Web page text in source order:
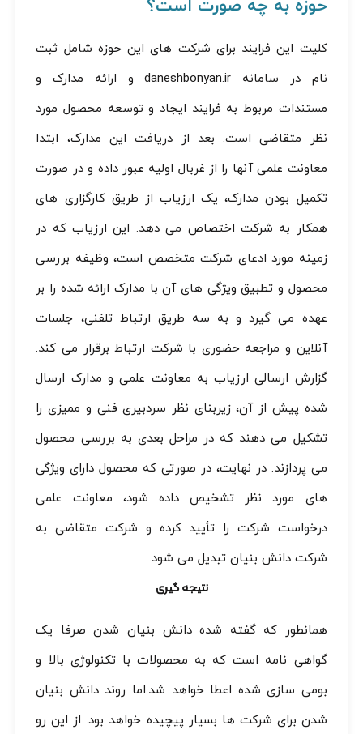
حوزه به چه صورت است؟
کلیت این فرایند برای شرکت های این حوزه شامل ثبت
نام در سامانه daneshbonyan.ir و ارائه مدارک و
مستندات مربوط به فرایند ایجاد و توسعه محصول مورد
نظر متقاضی است. بعد از دریافت این مدارک، ابتدا
معاونت علمی آنها را از غربال اولیه عبور داده و در صورت
تکمیل بودن مدارک، یک ارزیاب از طریق کارگزاری های
همکار به شرکت اختصاص می دهد. این ارزیاب که در
زمینه مورد ادعای شرکت متخصص است، وظیفه بررسی
محصول و تطبیق ویژگی های آن با مدارک ارائه شده را بر
عهده می گیرد و به سه طریق ارتباط تلفنی، جلسات
آنلاین و مراجعه حضوری با شرکت ارتباط برقرار می کند.
گزارش ارسالی ارزیاب به معاونت علمی و مدارک ارسال
شده پیش از آن، زیربنای نظر سردبیری فنی و ممیزی را
تشکیل می دهند که در مراحل بعدی به بررسی محصول
می پردازند. در نهایت، در صورتی که محصول دارای ویژگی
های مورد نظر تشخیص داده شود، معاونت علمی
درخواست شرکت را تأیید کرده و شرکت متقاضی به
شرکت دانش بنیان تبدیل می شود.
نتیجه گیری
همانطور که گفته شده دانش بنیان شدن صرفا یک
گواهی نامه است که به محصولات با تکنولوژی بالا و
بومی سازی شده اعطا خواهد شد.اما روند دانش بنیان
شدن برای شرکت ها بسیار پیچیده خواهد بود. از این رو